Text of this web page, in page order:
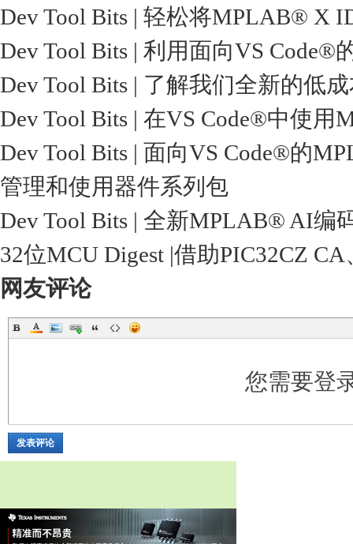
Dev Tool Bits | 轻松将MPLAB® X
Dev Tool Bits | 利用面向VS
Dev Tool Bits | 了解我们全新的低
Dev Tool Bits | 在VS Code®中使用
Dev Tool Bits | 面向VS Code®的
管理和使用器件系列包
Dev Tool Bits | 全新MPLAB® AI编
32位MCU Digest |借助PIC32CZ
网友评论
您需要登
发表评论